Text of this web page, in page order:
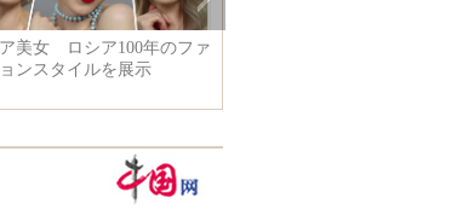
紙切りにおける抗戦記憶